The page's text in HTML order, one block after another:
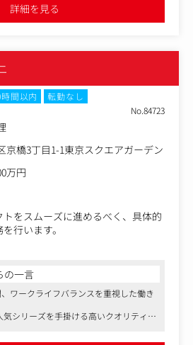
重視しつつもワークライフバランス
。
詳細を見る
間以内
転勤なし
No.84723
京橋3丁目1-1東京スクエアガーデン
万円
をスムーズに進めるべく、具体的
行います。
の映像企画・開発及び制作を行う当
ご活躍いただきます。
トをスムーズに進めるべく、具体
を行い協力会社の管理を行いま
の一言
ワークライフバランスを重視した働き
シリーズを手掛ける高いクオリティの